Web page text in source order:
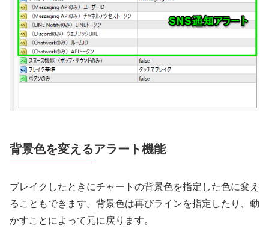
背景色を変えるアラート機能
ブレイクしたときにチャートの背景色を指定した色に変え
ることもできます。背景色は再びラインを指定したり、動
かすことによって元に戻ります。